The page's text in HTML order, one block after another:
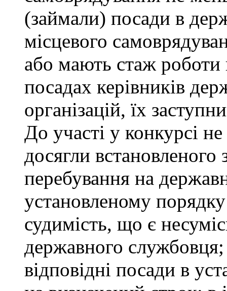
(займали) посади в
місцевого
або мають стаж
посадах керівників
організацій, їх
До участі у конкурсі
досягли встановленого
перебування на
установленому
судимість, що є
державного службовця;
відповідні посади в